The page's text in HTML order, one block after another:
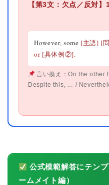
【第3文：欠点／反対
However, some [主語] [
or [具体例②].
言い換え：On the
Despite this, … /
公式模範解答にテン
ームメイト編）